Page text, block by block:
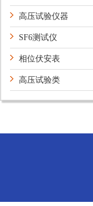
高压试验仪器
SF6测试仪
相位伏安表
高压试验类